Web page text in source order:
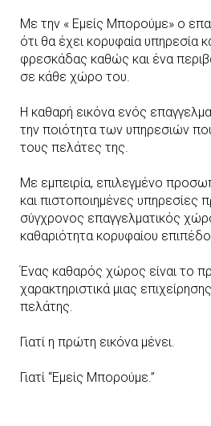
Με την « Εμείς Μπορούμε» ο
ότι θα έχει κορυφαία υπηρεσία
φρεσκάδας καθώς και ένα
σε κάθε χώρο του.
Η καθαρή εικόνα ενός
την ποιότητα των υπηρεσιών
τους πελάτες της.
Με εμπειρία, επιλεγμένο
και πιστοποιημένες
σύγχρονος επαγγελματικός
καθαριότητα κορυφαίου
Ένας καθαρός χώρος είναι το
χαρακτηριστικά μιας
πελάτης.
Γιατί η πρώτη εικόνα μένει.
Γιατί “Εμείς Μπορούμε.”